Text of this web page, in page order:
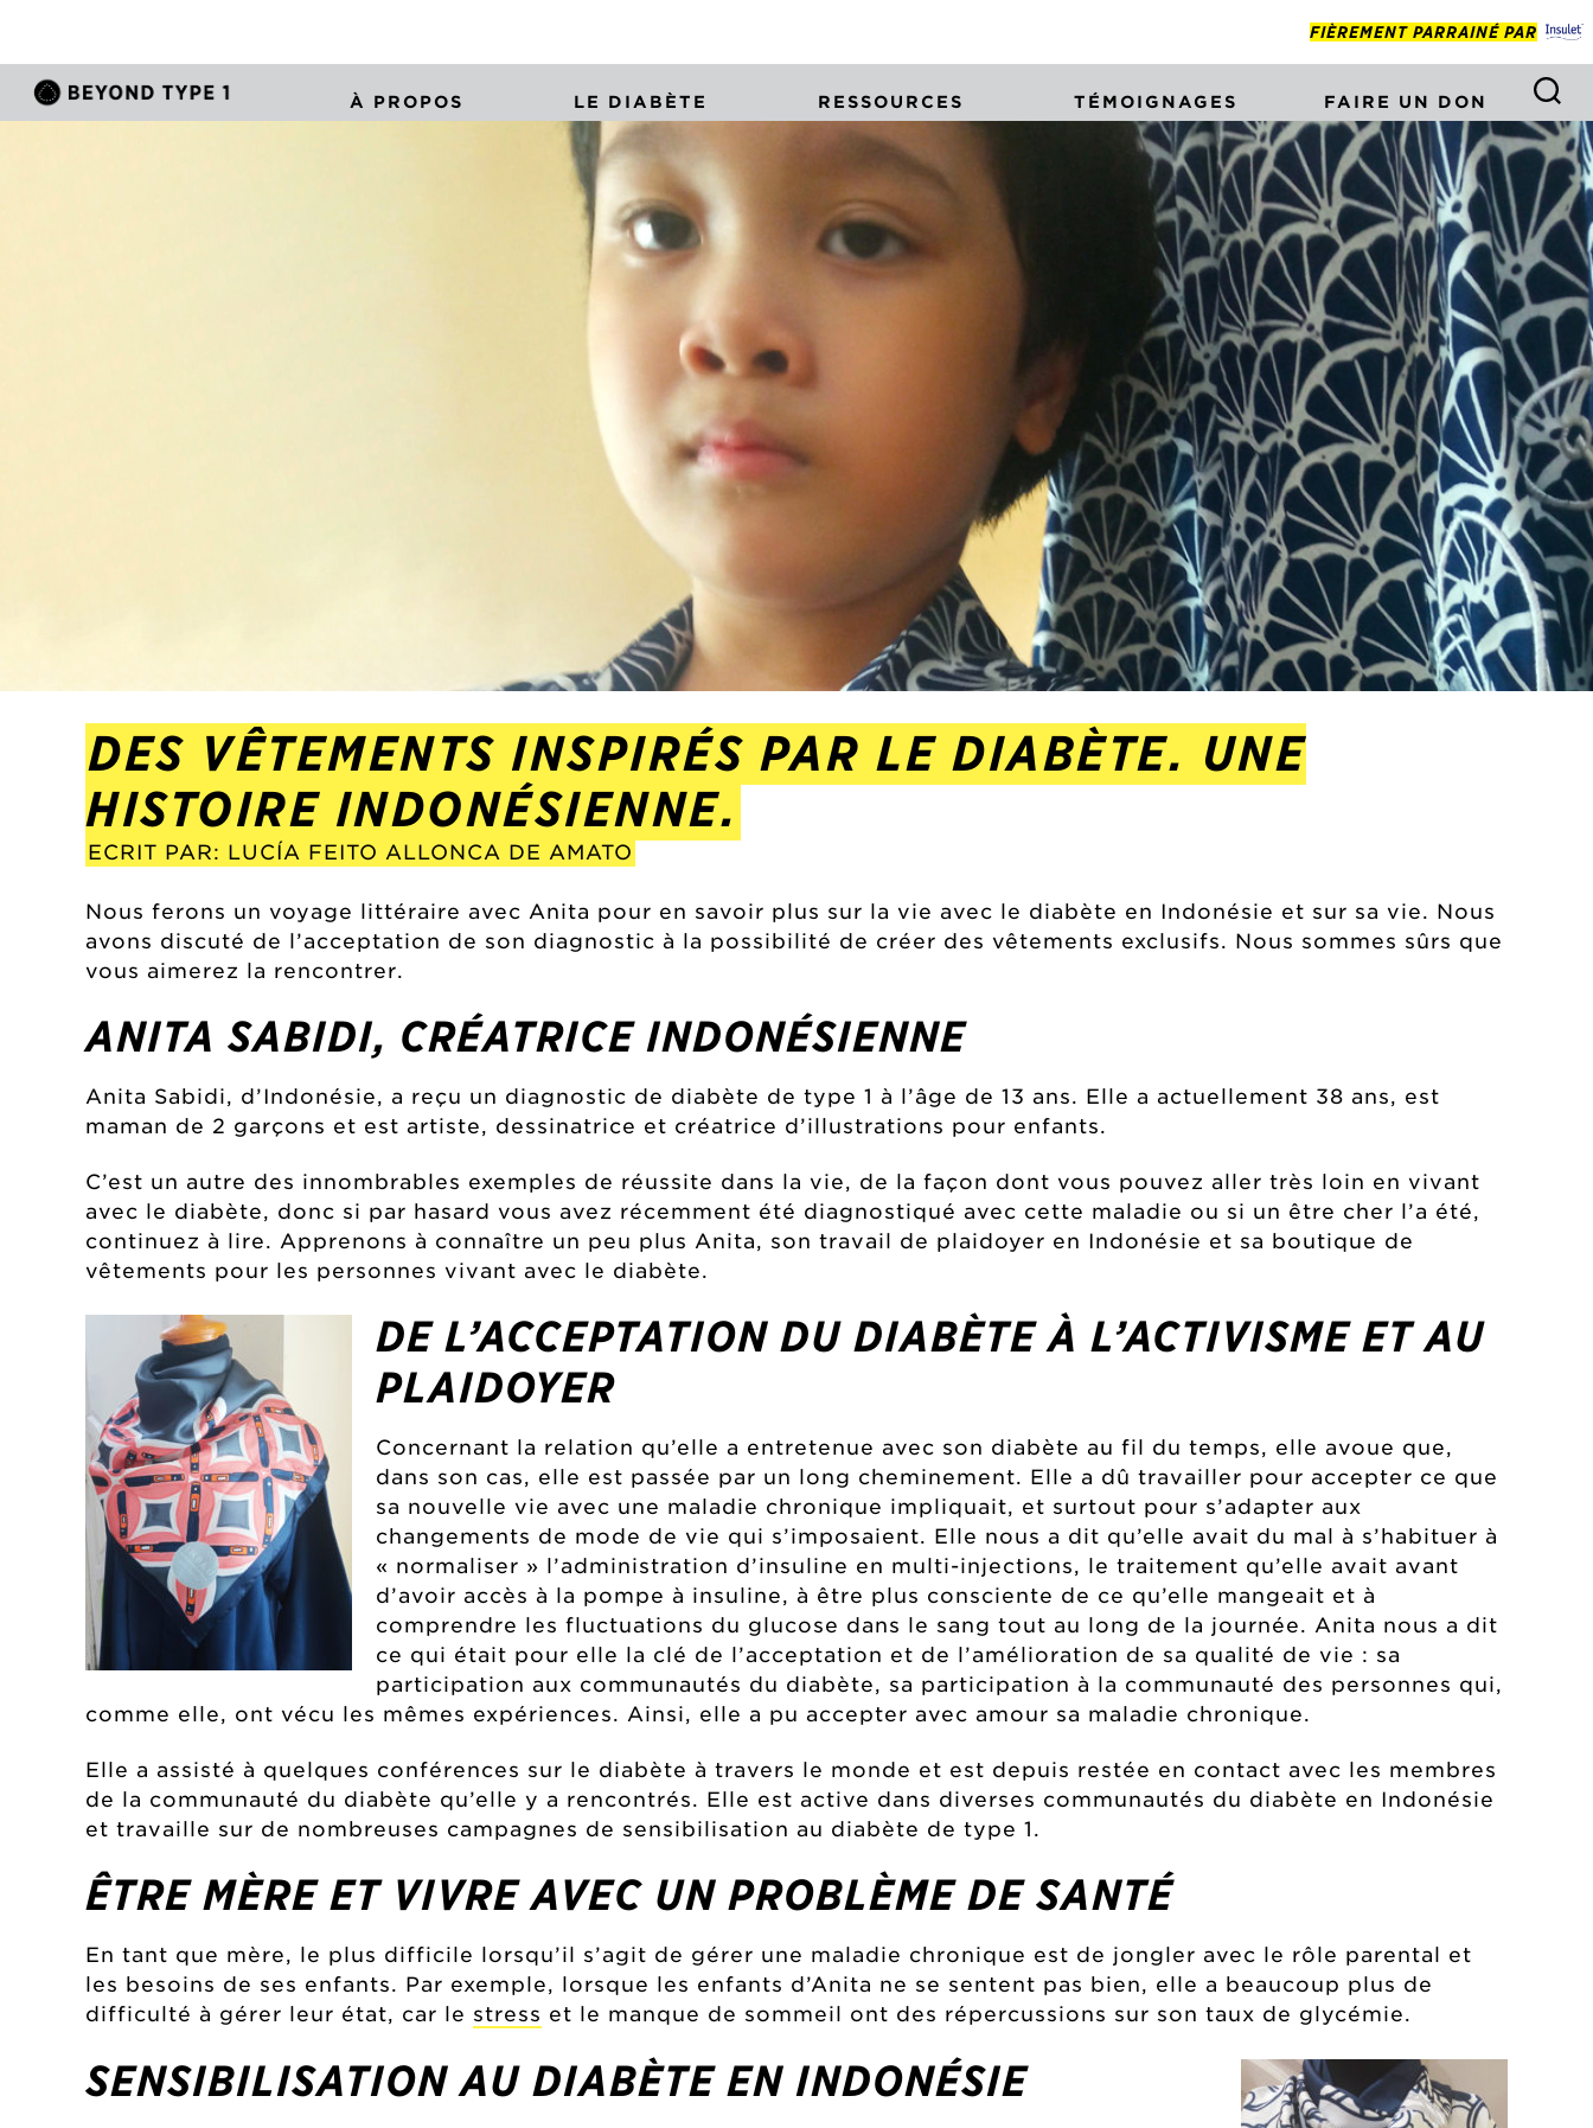
FIÈREMENT PARRAINÉ PAR
À PROPOS LE DIABÈTE RESSOURCES TÉMOIGNAGES FAIRE UN DON
DES VÊTEMENTS INSPIRÉS PAR LE DIABÈTE. UNE
HISTOIRE INDONÉSIENNE.
ECRIT PAR: LUCÍA FEITO ALLONCA DE AMATO
Nous ferons un voyage littéraire avec Anita pour en savoir plus sur la vie avec le diabète en Indonésie et sur sa vie. Nous
avons discuté de l’acceptation de son diagnostic à la possibilité de créer des vêtements exclusifs. Nous sommes sûrs que
vous aimerez la rencontrer.
ANITA SABIDI, CRÉATRICE INDONÉSIENNE
Anita Sabidi, d’Indonésie, a reçu un diagnostic de diabète de type 1 à l’âge de 13 ans. Elle a actuellement 38 ans, est
maman de 2 garçons et est artiste, dessinatrice et créatrice d’illustrations pour enfants.
C’est un autre des innombrables exemples de réussite dans la vie, de la façon dont vous pouvez aller très loin en vivant
avec le diabète, donc si par hasard vous avez récemment été diagnostiqué avec cette maladie ou si un être cher l’a été,
continuez à lire. Apprenons à connaître un peu plus Anita, son travail de plaidoyer en Indonésie et sa boutique de
vêtements pour les personnes vivant avec le diabète.
DE L’ACCEPTATION DU DIABÈTE À L’ACTIVISME ET AU
PLAIDOYER
Concernant la relation qu’elle a entretenue avec son diabète au fil du temps, elle avoue que,
dans son cas, elle est passée par un long cheminement. Elle a dû travailler pour accepter ce que
sa nouvelle vie avec une maladie chronique impliquait, et surtout pour s’adapter aux
changements de mode de vie qui s’imposaient. Elle nous a dit qu’elle avait du mal à s’habituer à
« normaliser » l’administration d’insuline en multi-injections, le traitement qu’elle avait avant
d’avoir accès à la pompe à insuline, à être plus consciente de ce qu’elle mangeait et à
comprendre les fluctuations du glucose dans le sang tout au long de la journée. Anita nous a dit
ce qui était pour elle la clé de l’acceptation et de l’amélioration de sa qualité de vie : sa
participation aux communautés du diabète, sa participation à la communauté des personnes qui,
comme elle, ont vécu les mêmes expériences. Ainsi, elle a pu accepter avec amour sa maladie chronique.
Elle a assisté à quelques conférences sur le diabète à travers le monde et est depuis restée en contact avec les membres
de la communauté du diabète qu’elle y a rencontrés. Elle est active dans diverses communautés du diabète en Indonésie
et travaille sur de nombreuses campagnes de sensibilisation au diabète de type 1.
ÊTRE MÈRE ET VIVRE AVEC UN PROBLÈME DE SANTÉ
En tant que mère, le plus difficile lorsqu’il s’agit de gérer une maladie chronique est de jongler avec le rôle parental et
les besoins de ses enfants. Par exemple, lorsque les enfants d’Anita ne se sentent pas bien, elle a beaucoup plus de
difficulté à gérer leur état, car le stress et le manque de sommeil ont des répercussions sur son taux de glycémie.
SENSIBILISATION AU DIABÈTE EN INDONÉSIE